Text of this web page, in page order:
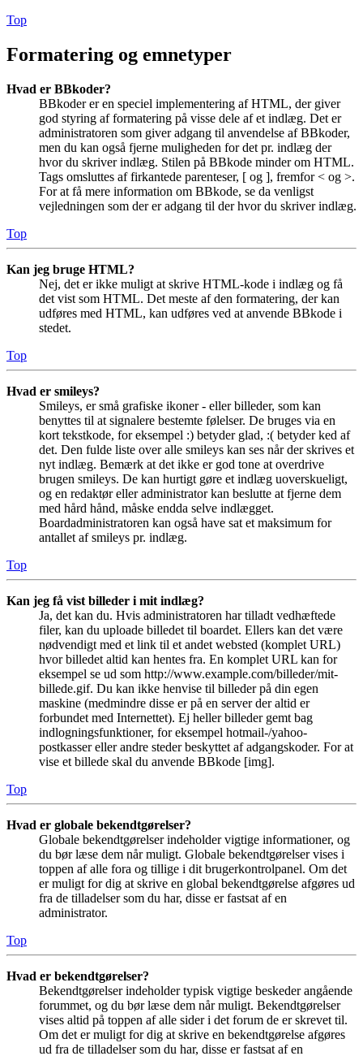
Top
Formatering og emnetyper
Hvad er BBkoder?
BBkoder er en speciel implementering af HTML, der giver
god styring af formatering på visse dele af et indlæg. Det er
administratoren som giver adgang til anvendelse af BBkoder,
men du kan også fjerne muligheden for det pr. indlæg der
hvor du skriver indlæg. Stilen på BBkode minder om HTML.
Tags omsluttes af firkantede parenteser, [ og ], fremfor < og >.
For at få mere information om BBkode, se da venligst
vejledningen som der er adgang til der hvor du skriver indlæg.
Top
Kan jeg bruge HTML?
Nej, det er ikke muligt at skrive HTML-kode i indlæg og få
det vist som HTML. Det meste af den formatering, der kan
udføres med HTML, kan udføres ved at anvende BBkode i
stedet.
Top
Hvad er smileys?
Smileys, er små grafiske ikoner - eller billeder, som kan
benyttes til at signalere bestemte følelser. De bruges via en
kort tekstkode, for eksempel :) betyder glad, :( betyder ked af
det. Den fulde liste over alle smileys kan ses når der skrives et
nyt indlæg. Bemærk at det ikke er god tone at overdrive
brugen smileys. De kan hurtigt gøre et indlæg uoverskueligt,
og en redaktør eller administrator kan beslutte at fjerne dem
med hård hånd, måske endda selve indlægget.
Boardadministratoren kan også have sat et maksimum for
antallet af smileys pr. indlæg.
Top
Kan jeg få vist billeder i mit indlæg?
Ja, det kan du. Hvis administratoren har tilladt vedhæftede
filer, kan du uploade billedet til boardet. Ellers kan det være
nødvendigt med et link til et andet websted (komplet URL)
hvor billedet altid kan hentes fra. En komplet URL kan for
eksempel se ud som http://www.example.com/billeder/mit-
billede.gif. Du kan ikke henvise til billeder på din egen
maskine (medmindre disse er på en server der altid er
forbundet med Internettet). Ej heller billeder gemt bag
indlogningsfunktioner, for eksempel hotmail-/yahoo-
postkasser eller andre steder beskyttet af adgangskoder. For at
vise et billede skal du anvende BBkode [img].
Top
Hvad er globale bekendtgørelser?
Globale bekendtgørelser indeholder vigtige informationer, og
du bør læse dem når muligt. Globale bekendtgørelser vises i
toppen af alle fora og tillige i dit brugerkontrolpanel. Om det
er muligt for dig at skrive en global bekendtgørelse afgøres ud
fra de tilladelser som du har, disse er fastsat af en
administrator.
Top
Hvad er bekendtgørelser?
Bekendtgørelser indeholder typisk vigtige beskeder angående
forummet, og du bør læse dem når muligt. Bekendtgørelser
vises altid på toppen af alle sider i det forum de er skrevet til.
Om det er muligt for dig at skrive en bekendtgørelse afgøres
ud fra de tilladelser som du har, disse er fastsat af en